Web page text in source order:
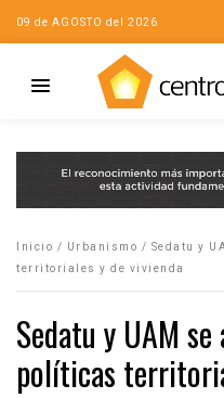
09 de AGOSTO del 2026
Inicio / Urbanismo / Sedatu y
territoriales y de vivienda
Sedatu y UAM
políticas